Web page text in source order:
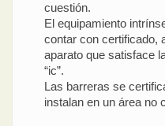
cuestión.
El equipamiento
contar con certificado,
aparato que satisface
“ic”.
Las barreras se
instalan en un área no